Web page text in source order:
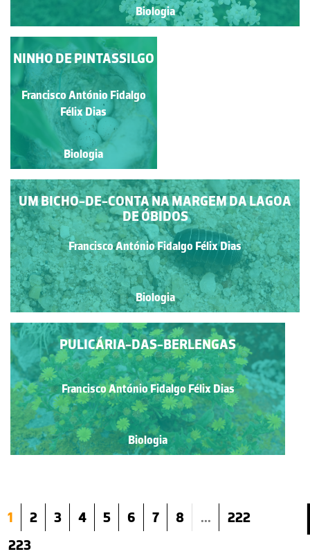
Biologia
ALFAVACA-DOS-
MONTES
Francisco António Fidalgo
Félix Dias
Biologia
NINHO DE PINTASSILGO
Francisco António Fidalgo
Félix Dias
Biologia
UM BICHO-DE-CONTA NA MARGEM DA LAGOA
DE ÓBIDOS
Francisco António Fidalgo Félix Dias
Biologia
PULICÁRIA-DAS-BERLENGAS
Francisco António Fidalgo Félix Dias
Biologia
1 2 3 4 5 6 7 8 ...
222
223